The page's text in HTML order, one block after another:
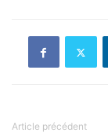
Article précédent